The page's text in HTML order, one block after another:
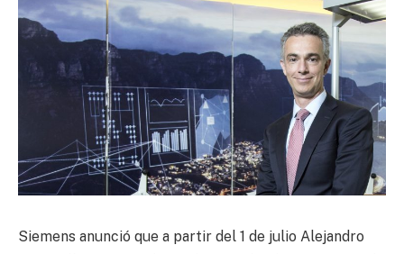
Siemens anunció que a partir del 1 de julio Alejandro